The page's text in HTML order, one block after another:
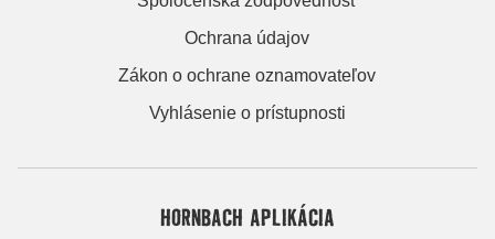
Ochrana údajov
Zákon o ochrane oznamovateľov
Vyhlásenie o prístupnosti
HORNBACH APLIKÁCIA